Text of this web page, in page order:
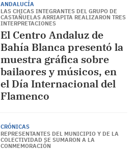
ANDALUCÍA
LAS CHICAS INTEGRANTES DEL GRUPO DE
CASTAÑUELAS ARRIAPITA REALIZARON TRES
INTERPRETACIONES
El Centro Andaluz de
Bahía Blanca presentó la
muestra gráfica sobre
bailaores y músicos, en
el Día Internacional del
Flamenco
CRÓNICAS
REPRESENTANTES DEL MUNICIPIO Y DE LA
COLECTIVIDAD SE SUMARON A LA
CONMEMORACIÓN